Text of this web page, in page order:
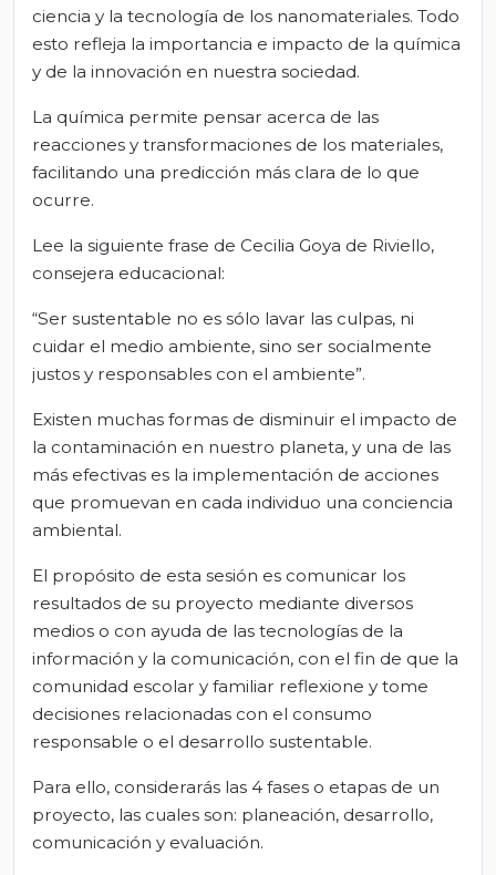
ciencia y la tecnología de los nanomateriales. Todo
esto refleja la importancia e impacto de la química
y de la innovación en nuestra sociedad.
La química permite pensar acerca de las
reacciones y transformaciones de los materiales,
facilitando una predicción más clara de lo que
ocurre.
Lee la siguiente frase de Cecilia Goya de Riviello,
consejera educacional:
“Ser sustentable no es sólo lavar las culpas, ni
cuidar el medio ambiente, sino ser socialmente
justos y responsables con el ambiente”.
Existen muchas formas de disminuir el impacto de
la contaminación en nuestro planeta, y una de las
más efectivas es la implementación de acciones
que promuevan en cada individuo una conciencia
ambiental.
El propósito de esta sesión es comunicar los
resultados de su proyecto mediante diversos
medios o con ayuda de las tecnologías de la
información y la comunicación, con el fin de que la
comunidad escolar y familiar reflexione y tome
decisiones relacionadas con el consumo
responsable o el desarrollo sustentable.
Para ello, considerarás las 4 fases o etapas de un
proyecto, las cuales son: planeación, desarrollo,
comunicación y evaluación.